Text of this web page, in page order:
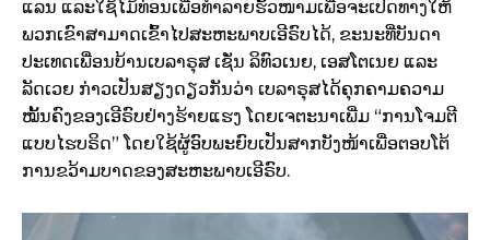
ແລນ ແລະໃຊ້ໄມ້ທ່ອນເພື່ອທຳລາຍຮົ້ວໜາມເພື່ອຈະເປີດທາງໃຫ້
ພວກເຂົາສາມາດເຂົ້າໄປສະຫະພາບເອີຣົບໄດ້, ຂະນະທີ່ບັນດາ
ປະເທດເພື່ອນບ້ານເບລາຣຸສ ເຊັ່ນ ລິທົວເນຍ, ເອສໂຕເນຍ ແລະ
ລັດເວຍ ກ່າວເປັນສຽງດຽວກັນວ່າ ເບລາຣຸສໄດ້ຄຸກຄາມຄວາມ
ໝັ້ນຄົງຂອງເອີຣົບຢ່າງຮ້າຍແຮງ ໂດຍເຈຕະນາເພີ່ມ “ການໂຈມຕີ
ແບບໄຮບຣິດ” ໂດຍໃຊ້ຜູ້ອົບພະຍົບເປັນສາກບັງໜ້າເພື່ອຕອບໂຕ້
ການຂວ້າມບາດຂອງສະຫະພາບເອີຣົບ.